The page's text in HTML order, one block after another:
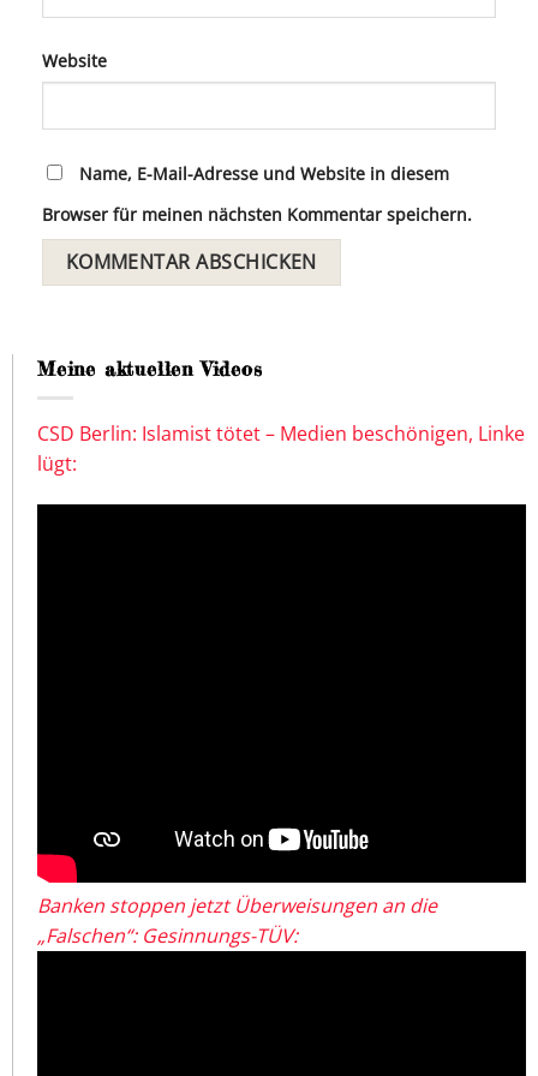
Website
Name, E-Mail-Adresse und Website in diesem
Browser für meinen nächsten Kommentar speichern.
Meine aktuellen Videos
CSD Berlin: Islamist tötet – Medien beschönigen, Linke
lügt:
Banken stoppen jetzt Überweisungen an die
„Falschen“: Gesinnungs-TÜV: